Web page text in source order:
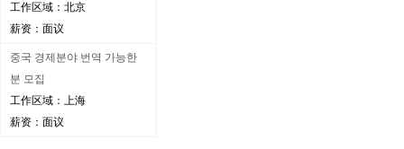
工作区域：北京
薪资：面议
중국 경제분야 번역 가능한
분 모집
工作区域：上海
薪资：面议